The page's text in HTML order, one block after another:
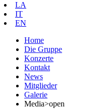
LA
IT
EN
Home
Die Gruppe
Konzerte
Kontakt
News
Mitglieder
Galerie
Media>open